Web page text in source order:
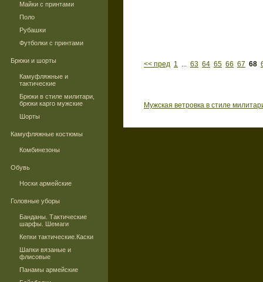
Майки с принтами
Поло
Рубашки
Футболки с принтами
Брюки и шорты
Камуфляжные и
тактические
Брюки в стиле милитари,
брюки карго мужские
Шорты
Камуфляжные костюмы
Комбинезоны
Обувь
Носки армейские
Головные уборы
Банданы. Тактические
шарфы. Шемаги
Кепки тактические.Каски
Шапки вязаные и
флисовые
Панамы армейские
<< пред 1 ... 63 64 65 66 67 68
Мужская ветровка в стиле